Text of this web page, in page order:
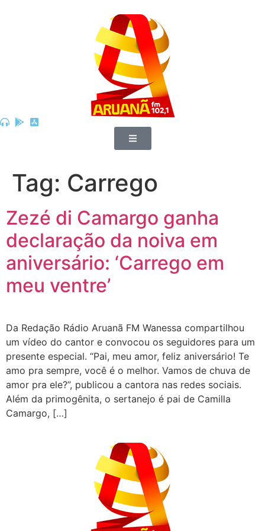
Tag: Carrego
Zezé di Camargo ganha
declaração da noiva em
aniversário: ‘Carrego em
meu ventre’
Da Redação Rádio Aruanã FM Wanessa compartilhou
um vídeo do cantor e convocou os seguidores para um
presente especial. “Pai, meu amor, feliz aniversário! Te
amo pra sempre, você é o melhor. Vamos de chuva de
amor pra ele?”, publicou a cantora nas redes sociais.
Além da primogênita, o sertanejo é pai de Camilla
Camargo, […]